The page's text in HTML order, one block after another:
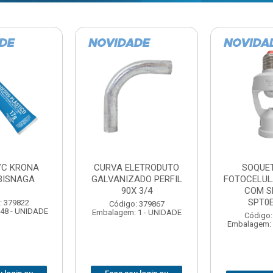
COM
EXATRON
379788
BARRA ROSCADA
ZINCADA (D) 5/16”X1MT
NC MULTIBARRAS
Código: 379806
Embalagem: 20 - UNIDADE
JOMARCA
Código:
Embalagem: